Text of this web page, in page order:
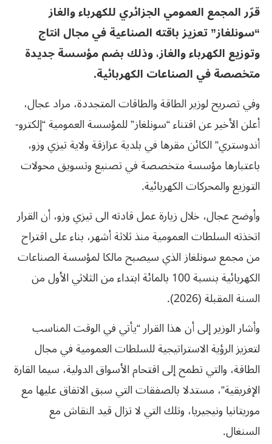
قرّر المجمع العمومي الجزائري للكهرباء والغاز
“سونلغاز” تعزيز باقته الصناعية في مجال انتاج
وتوزيع الكهرباء والغاز، وذلك بضم مؤسسة جديدة
متخصصة في الصناعات الكهربائية.
وفي تصريح لوزير الطاقة والطاقات المتجددة، مراد عجال،
أعلن الأخير عن اقتناء “سونلغاز” للمؤسسة العمومية “إلكترو-
أندوستري” الكائن مقرها في بلدية عزازقة ولاية تيزي وزو،
باعتبارها مؤسسة متخصصة في تصنيع وتسويق محولات
التوزيع والمحركات الكهربائية.
وأوضح عجال، خلال زيارة عمل قادته الى تيزي وزو، أن القرار
اتخذته السلطات العمومية منذ ثلاثة أشهر، بناء على اقتراح
من مجمع سونلغاز الذي سيصبح مالكا لمؤسسة الصناعات
الكهربائية بنسبة 100 بالمائة ابتداء من الثلاثي الأول من
السنة المقبلة (2026).
وأشار الوزير إلى أن هذا القرار “يأتي في الوقت المناسب
لتعزيز الرؤية الاستراتيجية للسلطات العمومية في مجال
الطاقة، والتي تطمح إلى اقتحام الأسواق الدولية، سيما القارة
الإفريقية”، مستدلا بالصفقات التي سبق الاتفاق عليها مع
موريتانيا ونيجيريا، وتلك التي لا تزال قيد النقاش مع
السنغال.